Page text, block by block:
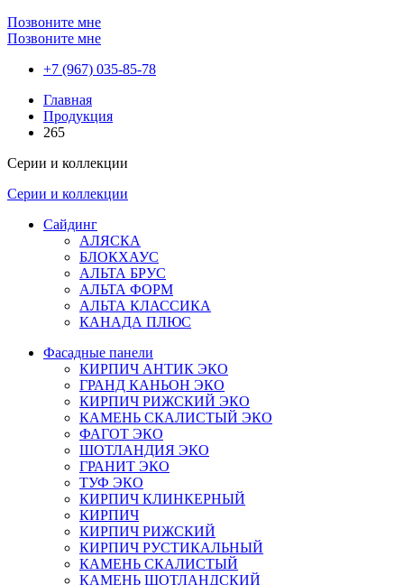
Позвоните мне
Позвоните мне
+7 (967) 035-85-78
Главная
Продукция
265
Серии и коллекции
Серии и коллекции
Сайдинг
АЛЯСКА
БЛОКХАУС
АЛЬТА БРУС
АЛЬТА ФОРМ
АЛЬТА КЛАССИКА
КАНАДА ПЛЮС
Фасадные панели
КИРПИЧ АНТИК ЭКО
ГРАНД КАНЬОН ЭКО
КИРПИЧ РИЖСКИЙ ЭКО
КАМЕНЬ СКАЛИСТЫЙ ЭКО
ФАГОТ ЭКО
ШОТЛАНДИЯ ЭКО
ГРАНИТ ЭКО
ТУФ ЭКО
КИРПИЧ КЛИНКЕРНЫЙ
КИРПИЧ
КИРПИЧ РИЖСКИЙ
КИРПИЧ РУСТИКАЛЬНЫЙ
КАМЕНЬ СКАЛИСТЫЙ
КАМЕНЬ ШОТЛАНДСКИЙ